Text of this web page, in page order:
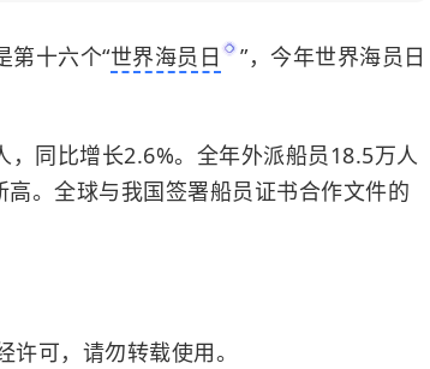
第十六个“世界海员日
”，今年世界海员日
同比增长2.6%。全年外派船员18.5万人
。全球与我国签署船员证书合作文件的
可，请勿转载使用。